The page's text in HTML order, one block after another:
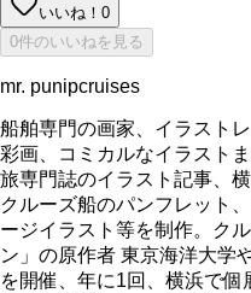
いいね！ 0
0件のいいねを見る
mr. punipcruises
船舶専門の画家、イラスト
彩画、コミカルなイラスト
旅専門誌のイラスト記事、
クルーズ船のパンフレット
ージイラスト等を制作。ク
ン」の原作者 東京海洋大学
を開催、年に1回、横浜で